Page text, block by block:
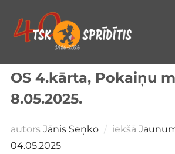
saturu
OS 4.kārta, Pokaiņu
8.05.2025.
autors Jānis Seņko iekšā
04.05.2025